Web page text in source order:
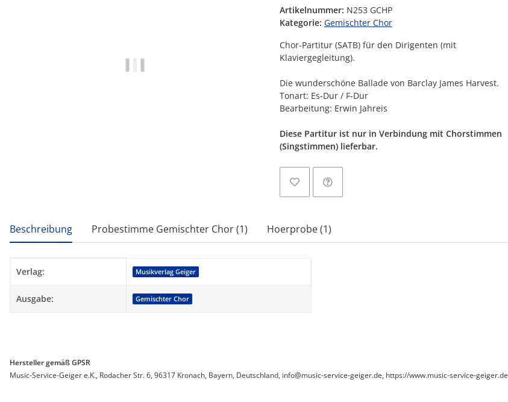
Artikelnummer: N253 GCHP
Kategorie: Gemischter Chor
Chor-Partitur (SATB) für den Dirigenten (mit
Klaviergegleitung).
Die wunderschöne Ballade von Barclay James Harvest.
Tonart: Es-Dur / F-Dur
Bearbeitung: Erwin Jahreis
Diese Partitur ist nur in Verbindung mit Chorstimmen
(Singstimmen) lieferbar.
weitere Registerkarten anzeigen
Beschreibung Probestimme Gemischter Chor (1) Hoerprobe (1)
Produkteigenschaft
Wert
Verlag: Musikverlag Geiger
Ausgabe: Gemischter Chor
Hersteller gemäß GPSR
Music-Service-Geiger e.K., Rodacher Str. 6, 96317 Kronach, Bayern, Deutschland, info@music-service-geiger.de, https://www.music-service-geiger.de